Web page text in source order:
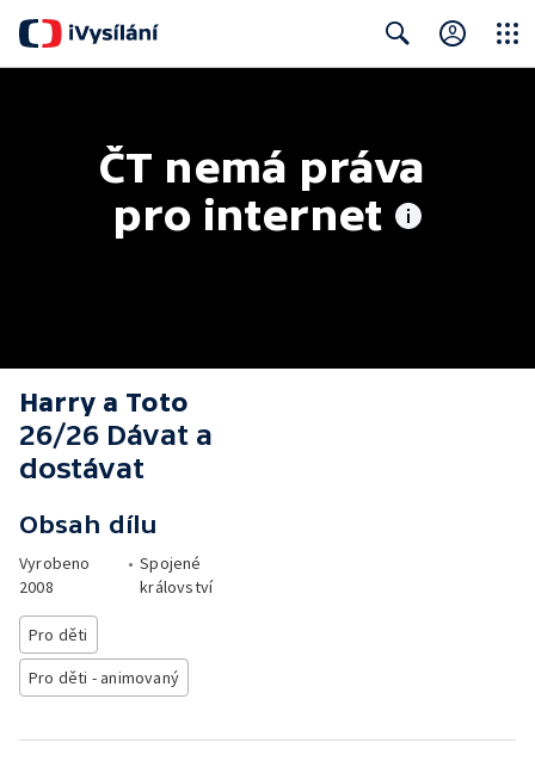
ČT nemá práva
pro internet
Harry a Toto
26/26 Dávat a
dostávat
Obsah dílu
Vyrobeno
2008
• Spojené
království
Pro děti
Pro děti - animovaný